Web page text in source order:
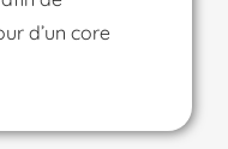
d’un core